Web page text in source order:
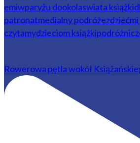
Rowerowa pętla wokół